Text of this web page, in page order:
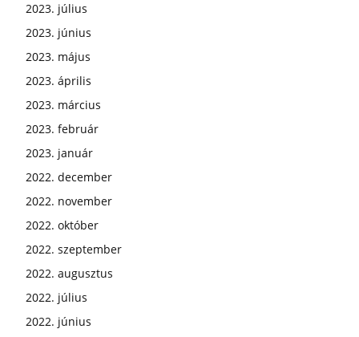
2023. július
2023. június
2023. május
2023. április
2023. március
2023. február
2023. január
2022. december
2022. november
2022. október
2022. szeptember
2022. augusztus
2022. július
2022. június